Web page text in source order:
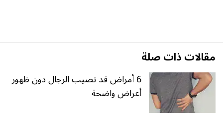
مقالات ذات صلة
6 أمراض قد تصيب الرجال دون ظهور
أعراض واضحة